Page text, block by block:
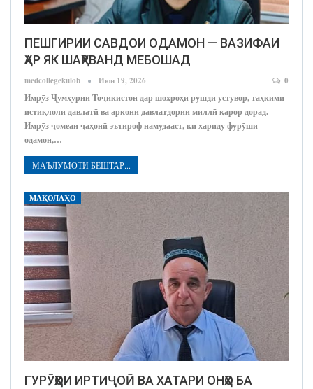
ПЕШГИРИИ САВДОИ ОДАМОН — ВАЗИФАИ
ҲАР ЯК ШАҲРВАНД МЕБОШАД
medcollegekulob Июн 19, 2026 0
Имрӯз Ҷумҳурии Тоҷикистон дар шоҳроҳи рушди устувор, таҳкими
истиқлоли давлатӣ ва аркони давлатдории миллӣ қарор дорад.
Имрӯз ҷомеаи ҷаҳонӣ эътироф намудааст, ки хариду фурӯши
одамон,…
МАЪЛУМОТИ БЕШТАР...
МАҚОЛАҲО
ГУРӮҲҲОИ ИРТИҶОӢ ВА ХАТАРИ ОНҲО БА